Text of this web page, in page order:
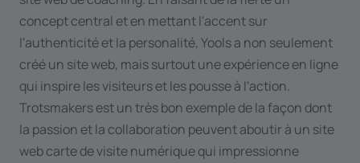
concept central et en mettant l'accent sur
l'authenticité et la personalité, Yools a non seulement
créé un site web, mais surtout une expérience en ligne
qui inspire les visiteurs et les pousse à l'action.
Trotsmakers est un très bon exemple de la façon dont
la passion et la collaboration peuvent aboutir à un site
web carte de visite numérique qui impressionne